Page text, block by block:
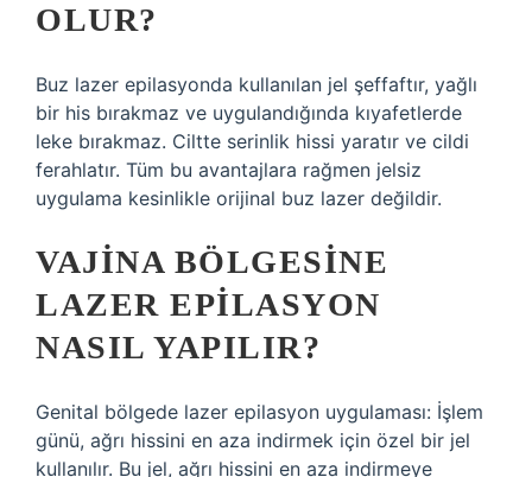
OLUR?
Buz lazer epilasyonda kullanılan jel şeffaftır, yağlı
bir his bırakmaz ve uygulandığında kıyafetlerde
leke bırakmaz. Ciltte serinlik hissi yaratır ve cildi
ferahlatır. Tüm bu avantajlara rağmen jelsiz
uygulama kesinlikle orijinal buz lazer değildir.
VAJINA BÖLGESINE
LAZER EPILASYON
NASIL YAPILIR?
Genital bölgede lazer epilasyon uygulaması: İşlem
günü, ağrı hissini en aza indirmek için özel bir jel
kullanılır. Bu jel, ağrı hissini en aza indirmeye